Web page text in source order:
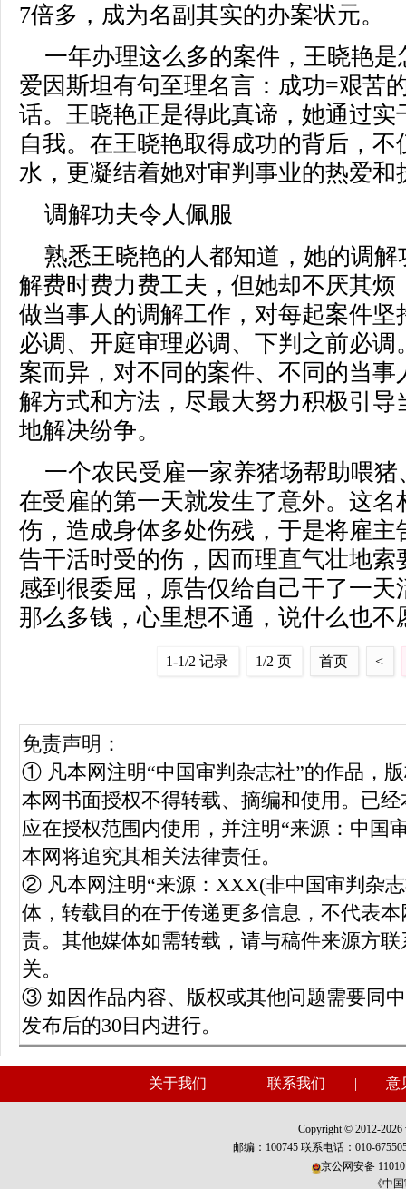
7倍多，成为名副其实的办案状元。
一年办理这么多的案件，王晓艳
爱因斯坦有句至理名言：成功=艰苦
话。王晓艳正是得此真谛，她通过
自我。在王晓艳取得成功的背后，
水，更凝结着她对审判事业的热爱和
调解功夫令人佩服
熟悉王晓艳的人都知道，她的调
解费时费力费工夫，但她却不厌其
做当事人的调解工作，对每起案件坚
必调、开庭审理必调、下判之前必
案而异，对不同的案件、不同的当
解方式和方法，尽最大努力积极引
地解决纷争。
一个农民受雇一家养猪场帮助喂
在受雇的第一天就发生了意外。这
伤，造成身体多处伤残，于是将雇
告干活时受的伤，因而理直气壮地
感到很委屈，原告仅给自己干了一
那么多钱，心里想不通，说什么也不
1-1/2 记录 1/2 页 首页 <
免责声明：
① 凡本网注明“中国审判杂志社”的作品，
本网书面授权不得转载、摘编和使用。已
应在授权范围内使用，并注明“来源：中国
本网将追究其相关法律责任。
② 凡本网注明“来源：XXX(非中国审判杂
体，转载目的在于传递更多信息，不代表
责。其他媒体如需转载，请与稿件来源方
关。
③ 如因作品内容、版权或其他问题需要同
发布后的30日内进行。
关于我们 | 联系我们 | 意
Copyright © 2012-2026
邮编：100745 联系电话：010-
京公网安备
《中